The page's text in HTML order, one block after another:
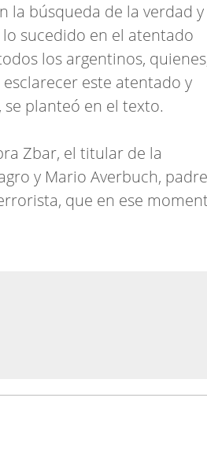
la búsqueda de la verdad y
sucedido en el atentado
los argentinos,
este atentado y
se planteó en el texto.
Zbar, el titular de la
y Mario Averbuch,
que en ese